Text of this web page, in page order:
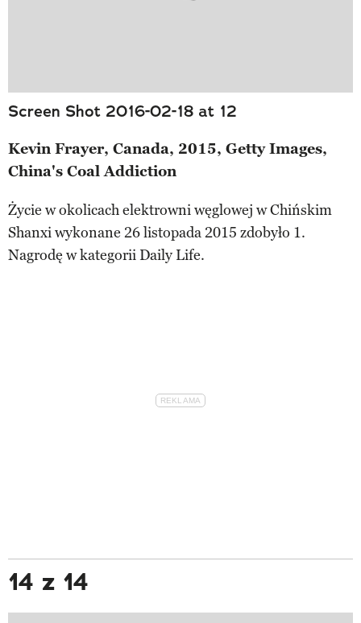
Screen Shot 2016-02-18 at 12
Kevin Frayer, Canada, 2015, Getty Images,
China's Coal Addiction
Życie w okolicach elektrowni węglowej w Chińskim
Shanxi wykonane 26 listopada 2015 zdobyło 1.
Nagrodę w kategorii Daily Life.
14 z 14